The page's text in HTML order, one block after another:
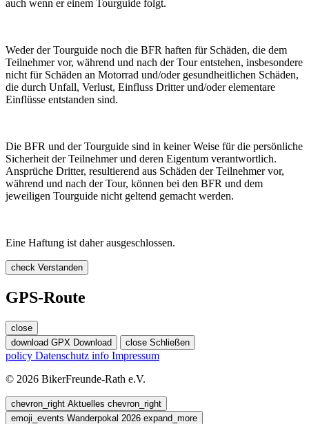
auch wenn er einem Tourguide folgt.
Weder der Tourguide noch die BFR haften für Schäden, die dem
Teilnehmer vor, während und nach der Tour entstehen, insbesondere
nicht für Schäden an Motorrad und/oder gesundheitlichen Schäden,
die durch Unfall, Verlust, Einfluss Dritter und/oder elementare
Einflüsse entstanden sind.
Die BFR und der Tourguide sind in keiner Weise für die persönliche
Sicherheit der Teilnehmer und deren Eigentum verantwortlich.
Ansprüche Dritter, resultierend aus Schäden der Teilnehmer vor,
während und nach der Tour, können bei den BFR und dem
jeweiligen Tourguide nicht geltend gemacht werden.
Eine Haftung ist daher ausgeschlossen.
check Verstanden
GPS-Route
close
download GPX Download close Schließen
policy Datenschutz info Impressum
© 2026 BikerFreunde-Rath e.V.
chevron_right Aktuelles chevron_right
emoji_events Wanderpokal 2026 expand_more